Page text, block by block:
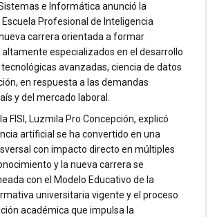
e Informática anunció la
Profesional de Inteligencia
carrera orientada a formar
especializados en el desarrollo
avanzadas, ciencia de datos
en respuesta a las demandas
y del mercado laboral.
FISI, Luzmila Pro Concepción, explicó
artificial se ha convertido en una
con impacto directo en múltiples
y la nueva carrera se
con el Modelo Educativo de la
universitaria vigente y el proceso
académica que impulsa la